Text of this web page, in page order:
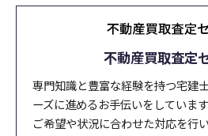
不動産買取査定
専門知識と豊富な経験を持つ宅建
ーズに進めるお手伝いをしていま
ご希望や状況に合わせた対応を行